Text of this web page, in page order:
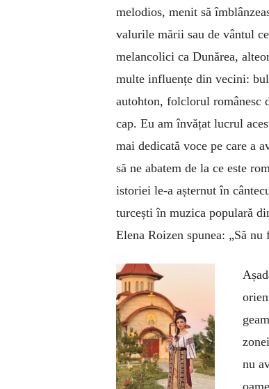
melodios, menit să
valurile mării sau de vântul
melancolici ca Dunărea,
multe influențe din vecini:
autohton, folclorul românesc
cap. Eu am învățat lucrul
mai dedicată voce pe care a
să ne abatem de la ce este
istoriei le-a așternut în
turcești în muzica populară
Elena Roizen spunea: „Să
nu